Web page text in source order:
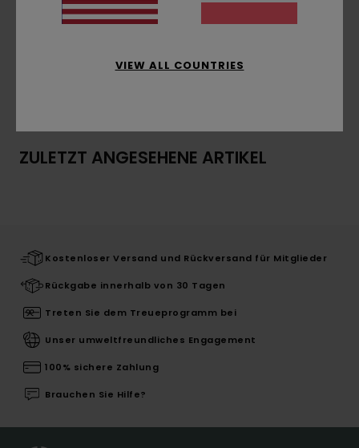
Zusammensetzung[Hauptstoff] 100 % Bio-
Baumwolle
ZULETZT ANGESEHENE ARTIKEL
Kostenloser Versand und Rückversand für Mitglieder
Rückgabe innerhalb von 30 Tagen
Treten Sie dem Treueprogramm bei
Unser umweltfreundliches Engagement
100% sichere Zahlung
Brauchen Sie Hilfe?
VIEW ALL COUNTRIES